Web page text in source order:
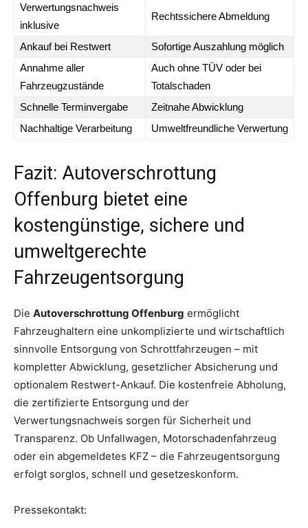
Verwertungsnachweis
inklusive
Rechtssichere Abmeldung
Ankauf bei Restwert
Sofortige Auszahlung möglich
Annahme aller
Fahrzeugzustände
Auch ohne TÜV oder bei
Totalschaden
Schnelle Terminvergabe
Zeitnahe Abwicklung
Nachhaltige Verarbeitung
Umweltfreundliche Verwertung
Fazit: Autoverschrottung
Offenburg bietet eine
kostengünstige, sichere und
umweltgerechte
Fahrzeugentsorgung
Die Autoverschrottung Offenburg ermöglicht
Fahrzeughaltern eine unkomplizierte und wirtschaftlich
sinnvolle Entsorgung von Schrottfahrzeugen – mit
kompletter Abwicklung, gesetzlicher Absicherung und
optionalem Restwert-Ankauf. Die kostenfreie Abholung,
die zertifizierte Entsorgung und der
Verwertungsnachweis sorgen für Sicherheit und
Transparenz. Ob Unfallwagen, Motorschadenfahrzeug
oder ein abgemeldetes KFZ – die Fahrzeugentsorgung
erfolgt sorglos, schnell und gesetzeskonform.
Pressekontakt: